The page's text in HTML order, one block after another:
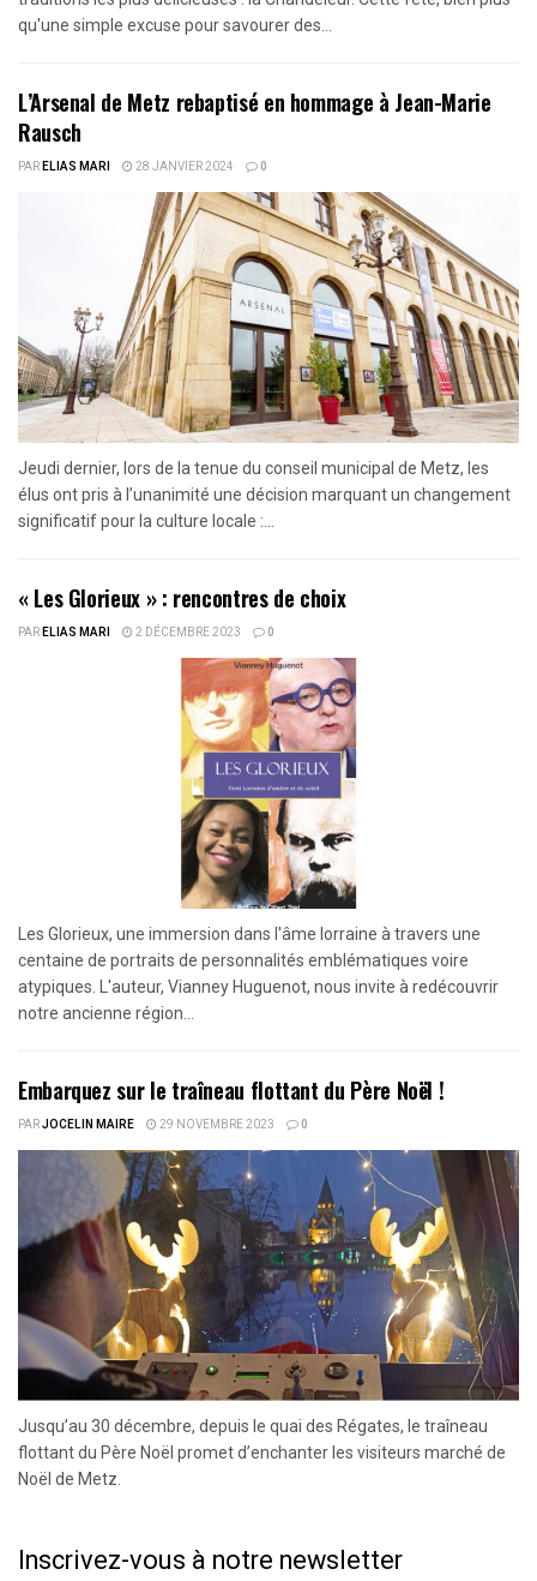
qu'une simple excuse pour savourer des...
L’Arsenal de Metz rebaptisé en hommage à Jean-Marie
Rausch
PARELIAS MARI 28 JANVIER 2024 0
Jeudi dernier, lors de la tenue du conseil municipal de Metz, les
élus ont pris à l’unanimité une décision marquant un changement
significatif pour la culture locale :...
« Les Glorieux » : rencontres de choix
PARELIAS MARI 2 DÉCEMBRE 2023 0
Les Glorieux, une immersion dans l'âme lorraine à travers une
centaine de portraits de personnalités emblématiques voire
atypiques. L'auteur, Vianney Huguenot, nous invite à redécouvrir
notre ancienne région...
Embarquez sur le traîneau flottant du Père Noël !
PARJOCELIN MAIRE 29 NOVEMBRE 2023 0
Jusqu’au 30 décembre, depuis le quai des Régates, le traîneau
flottant du Père Noël promet d’enchanter les visiteurs marché de
Noël de Metz.
Inscrivez-vous à notre newsletter